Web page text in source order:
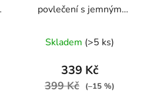
povlečení s jemným
motivem v pastelových
barvách 140 × 200 cm /
Skladem (>5 ks)
339 Kč
399 Kč (–15 %)